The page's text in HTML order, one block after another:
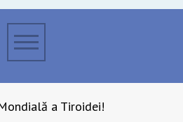
a Tiroidei!